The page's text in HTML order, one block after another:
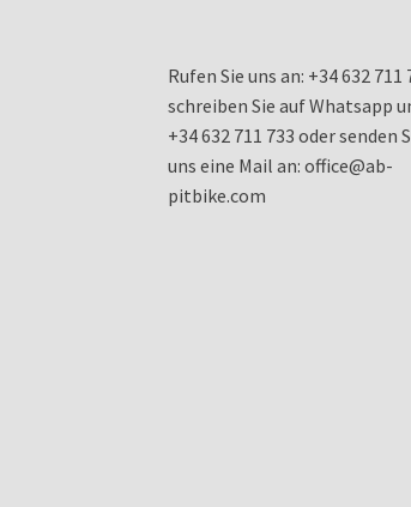
Rufen Sie uns an: +34 632 711
schreiben Sie auf Whatsapp
+34 632 711 733 oder senden
uns eine Mail an: office@ab-
pitbike.com